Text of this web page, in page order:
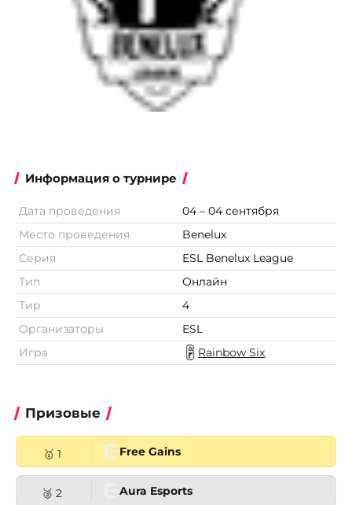
Информация о турнире
Дата проведения
04 – 04 сентября
Место проведения
Benelux
Серия
ESL Benelux League
Тип
Онлайн
Тир
4
Организаторы
ESL
Игра
Rainbow Six
Призовые
🥇 1 Free Gains
🥈 2 Aura Esports